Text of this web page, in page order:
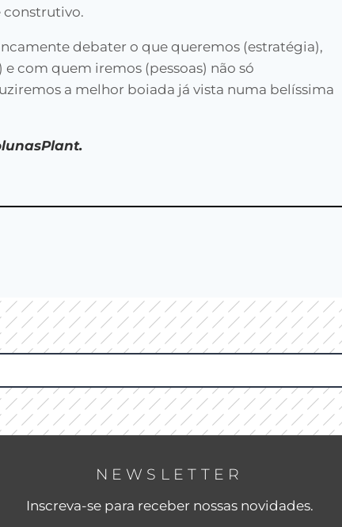
debater o que queremos (estratégia),
com quem iremos (pessoas) não só
a melhor boiada já vista numa belíssima
NEWSLETTER
Inscreva-se para receber nossas novidades.